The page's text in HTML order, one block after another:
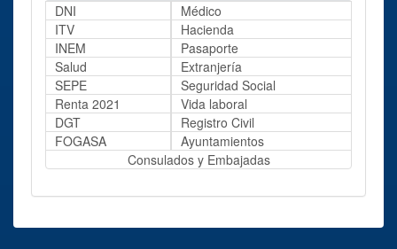
DNI
Médico
ITV
Hacienda
INEM
Pasaporte
Salud
Extranjería
SEPE
Seguridad Social
Renta 2021
Vida laboral
DGT
Registro Civil
FOGASA
Ayuntamientos
Consulados y Embajadas